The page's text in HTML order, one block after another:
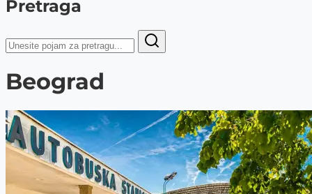
Pretraga
Beograd